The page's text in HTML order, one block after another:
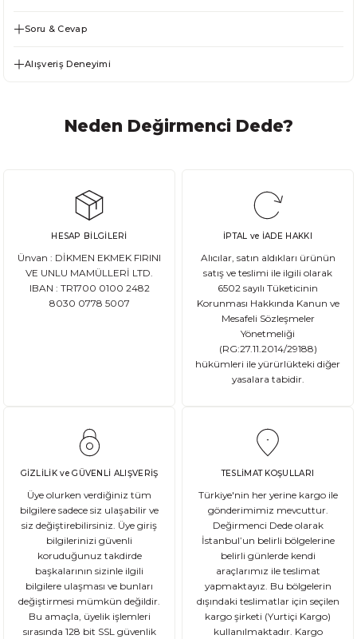
Soru & Cevap
Alışveriş Deneyimi
Neden Değirmenci Dede?
HESAP BİLGİLERİ
Ünvan : DİKMEN EKMEK FIRINI
VE UNLU MAMÜLLERİ LTD.
IBAN : TR1700 0100 2482
8030 0778 5007
İPTAL ve İADE HAKKI
Alıcılar, satın aldıkları ürünün
satış ve teslimi ile ilgili olarak
6502 sayılı Tüketicinin
Korunması Hakkında Kanun ve
Mesafeli Sözleşmeler
Yönetmeliği
(RG:27.11.2014/29188)
hükümleri ile yürürlükteki diğer
yasalara tabidir.
GİZLİLİK ve GÜVENLİ ALIŞVERİŞ
Üye olurken verdiğiniz tüm
bilgilere sadece siz ulaşabilir ve
siz değiştirebilirsiniz. Üye giriş
bilgilerinizi güvenli
koruduğunuz takdirde
başkalarının sizinle ilgili
bilgilere ulaşması ve bunları
değiştirmesi mümkün değildir.
Bu amaçla, üyelik işlemleri
sırasında 128 bit SSL güvenlik
TESLİMAT KOŞULLARI
Türkiye'nin her yerine kargo ile
gönderimimiz mevcuttur.
Değirmenci Dede olarak
İstanbul’un belirli bölgelerine
belirli günlerde kendi
araçlarımız ile teslimat
yapmaktayız. Bu bölgelerin
dışındaki teslimatlar için seçilen
kargo şirketi (Yurtiçi Kargo)
kullanılmaktadır. Kargo